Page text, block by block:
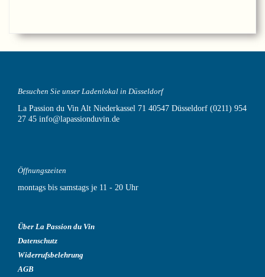
Besuchen Sie unser Ladenlokal in Düsseldorf
La Passion du Vin Alt Niederkassel 71 40547 Düsseldorf (0211) 954
27 45 info@lapassionduvin.de
Öffnungszeiten
montags bis samstags je 11 - 20 Uhr
Über La Passion du Vin
Datenschutz
Widerrufsbelehrung
AGB